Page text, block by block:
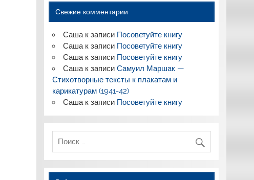
Свежие комментарии
Сашак записи Посоветуйте книгу
Сашак записи Посоветуйте книгу
Сашак записи Посоветуйте книгу
Сашак записи Самуил Маршак —
Стихотворные тексты к плакатам и
карикатурам (1941-42)
Сашак записи Посоветуйте книгу